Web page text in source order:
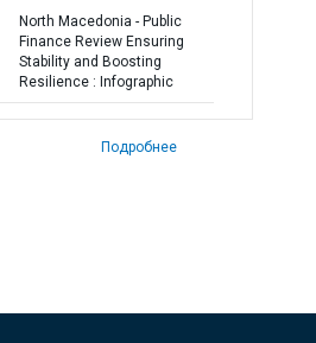
North Macedonia - Public
Finance Review Ensuring
Stability and Boosting
Resilience : Infographic
Подробнее